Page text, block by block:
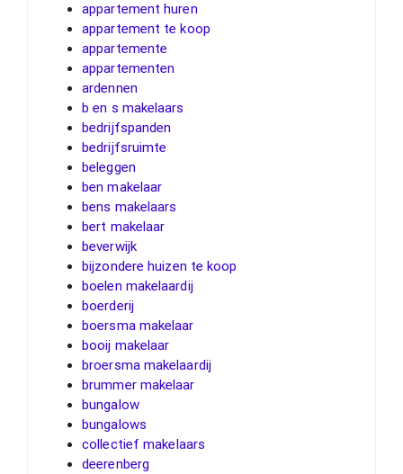
appartement huren
appartement te koop
appartemente
appartementen
ardennen
b en s makelaars
bedrijfspanden
bedrijfsruimte
beleggen
ben makelaar
bens makelaars
bert makelaar
beverwijk
bijzondere huizen te koop
boelen makelaardij
boerderij
boersma makelaar
booij makelaar
broersma makelaardij
brummer makelaar
bungalow
bungalows
collectief makelaars
deerenberg